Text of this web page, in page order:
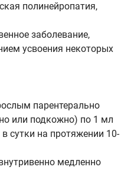
полинейропатия,
заболевание,
усвоения некоторых
парентерально
или подкожно) по 1 мл
сутки на протяжении 10-
медленно